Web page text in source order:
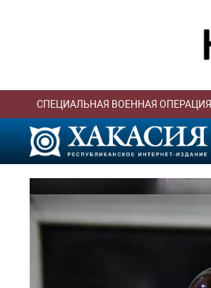
СПЕЦИАЛЬНАЯ ВОЕННАЯ ОПЕРАЦИЯ